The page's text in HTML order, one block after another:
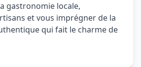
gastronomie locale,
et vous imprégner de la
qui fait le charme de